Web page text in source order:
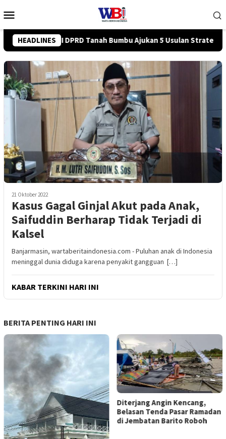
ke
Mobile
HEADLINES
Strategis ke BPJN Tingkatkan Kompetensi Karyawan,
21 Oktober 2022
Kasus Gagal Ginjal Akut pada Anak,
Saifuddin Berharap Tidak Terjadi di
Kalsel
Banjarmasin, wartaberitaindonesia.com - Puluhan anak di Indonesia
meninggal dunia diduga karena penyakit gangguan […]
KABAR TERKINI HARI INI
BERITA PENTING HARI INI
Diterjang Angin Kencang,
Belasan Tenda Pasar Ramadan
di Jembatan Barito Roboh